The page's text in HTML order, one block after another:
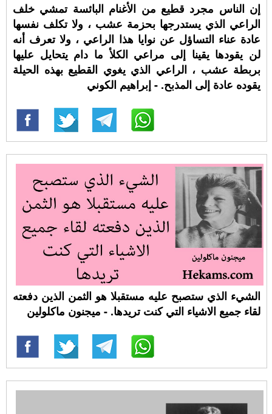
إن الناس مجرد قطيع من الأغنام البائسة تمشي خلف
الراعي الذي يستدرجها بحزمة عشب ، ولا تكلف نفسها
عادة عناء التساؤل عن نوايا هذا الراعي ، ولا تعرف أنه
لن يقودها يقينا إلى مراعي الكلأ ما دام يتحايل عليها
بربطة عشب ، الراعي الذي يغوي القطيع بهذه الحيلة
يقوده عادة إلى المذبح. - إبراهيم الكوني
الشيء الذي ستصبح عليه مستقبلا هو الثمن الذين دفعته
لقاء جميع الاشياء التي كنت تريدها. - ميجنون ماكلولين